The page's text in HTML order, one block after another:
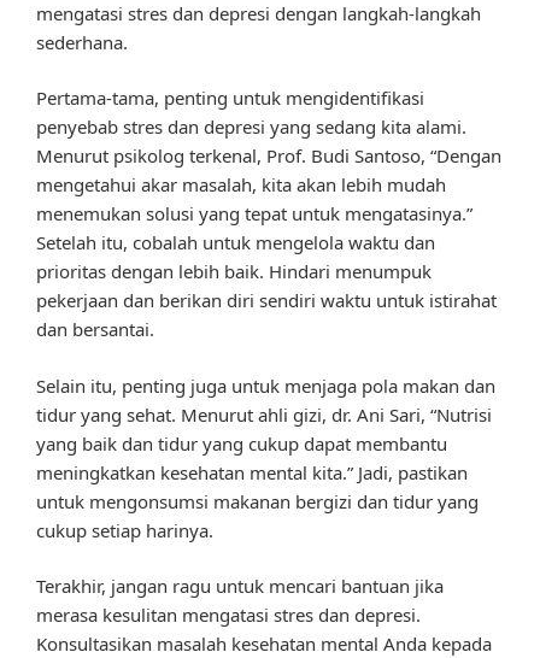
mengatasi stres dan depresi dengan langkah-langkah
sederhana.
Pertama-tama, penting untuk mengidentifikasi
penyebab stres dan depresi yang sedang kita alami.
Menurut psikolog terkenal, Prof. Budi Santoso, “Dengan
mengetahui akar masalah, kita akan lebih mudah
menemukan solusi yang tepat untuk mengatasinya.”
Setelah itu, cobalah untuk mengelola waktu dan
prioritas dengan lebih baik. Hindari menumpuk
pekerjaan dan berikan diri sendiri waktu untuk istirahat
dan bersantai.
Selain itu, penting juga untuk menjaga pola makan dan
tidur yang sehat. Menurut ahli gizi, dr. Ani Sari, “Nutrisi
yang baik dan tidur yang cukup dapat membantu
meningkatkan kesehatan mental kita.” Jadi, pastikan
untuk mengonsumsi makanan bergizi dan tidur yang
cukup setiap harinya.
Terakhir, jangan ragu untuk mencari bantuan jika
merasa kesulitan mengatasi stres dan depresi.
Konsultasikan masalah kesehatan mental Anda kepada